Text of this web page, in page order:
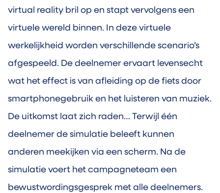
virtual reality bril op en stapt vervolgens een
virtuele wereld binnen. In deze virtuele
werkelijkheid worden verschillende scenario’s
afgespeeld. De deelnemer ervaart levensecht
wat het effect is van afleiding op de fiets door
smartphonegebruik en het luisteren van muziek.
De uitkomst laat zich raden… Terwijl één
deelnemer de simulatie beleeft kunnen
anderen meekijken via een scherm. Na de
simulatie voert het campagneteam een
bewustwordingsgesprek met alle deelnemers.